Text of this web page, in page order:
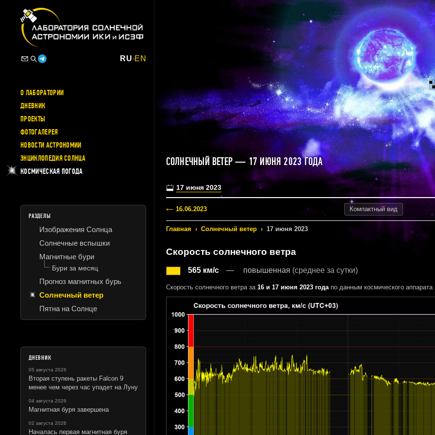
RU-EN
О ЛАБОРАТОРИИ
ДНЕВНИК
ПРОЕКТЫ
ФОТОГАЛЕРЕЯ
НОВОСТИ АСТРОНОМИИ
ЭНЦИКЛОПЕДИЯ СОЛНЦА
КОСМИЧЕСКАЯ ПОГОДА
РАЗДЕЛЫ
Изображения Солнца
Солнечные вспышки
Магнитные бури
Бури за месяц
Прогноз магнитных бурь
Солнечный ветер
Пятна на Солнце
ДНЕВНИК
05 августа 2026
Вторая ступень ракеты Falcon 9
менее чем через час упадет на Луну
04 августа 2026
Магнитная буря завершена
02 августа 2026
Началась первая магнитная буря
СОЛНЕЧНЫЙ ВЕТЕР — 17 ИЮНЯ 2023 ГОДА
17 июня 2023
16.06.2023 Компактный вид
Главная › Солнечный ветер › 17 июня 2023
Скорость солнечного ветра
565 км/с повышенная (среднее за сутки)
Скорость солнечного ветра за 16 и 17 июня 2023 годапо данным космического аппарата